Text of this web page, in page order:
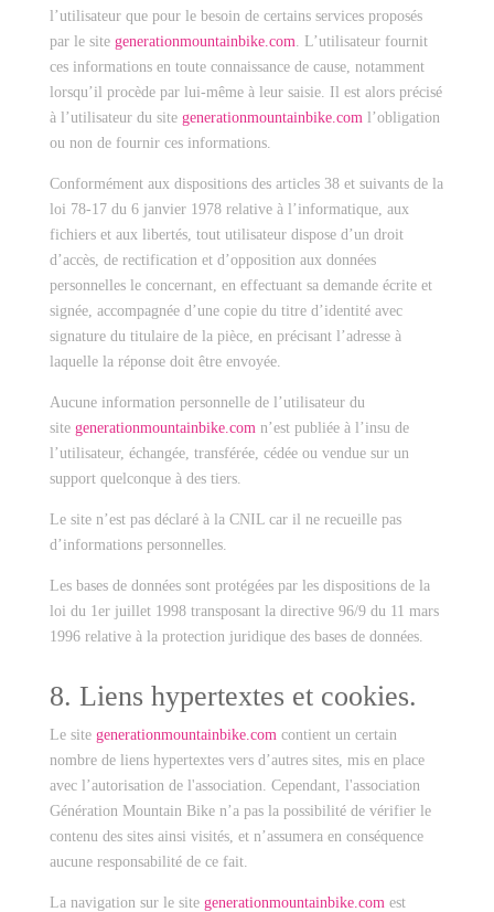
l’utilisateur que pour le besoin de certains services proposés
par le site generationmountainbike.com. L’utilisateur fournit
ces informations en toute connaissance de cause, notamment
lorsqu’il procède par lui-même à leur saisie. Il est alors précisé
à l’utilisateur du site generationmountainbike.com l’obligation
ou non de fournir ces informations.
Conformément aux dispositions des articles 38 et suivants de la
loi 78-17 du 6 janvier 1978 relative à l’informatique, aux
fichiers et aux libertés, tout utilisateur dispose d’un droit
d’accès, de rectification et d’opposition aux données
personnelles le concernant, en effectuant sa demande écrite et
signée, accompagnée d’une copie du titre d’identité avec
signature du titulaire de la pièce, en précisant l’adresse à
laquelle la réponse doit être envoyée.
Aucune information personnelle de l’utilisateur du
site generationmountainbike.com n’est publiée à l’insu de
l’utilisateur, échangée, transférée, cédée ou vendue sur un
support quelconque à des tiers.
Le site n’est pas déclaré à la CNIL car il ne recueille pas
d’informations personnelles.
Les bases de données sont protégées par les dispositions de la
loi du 1er juillet 1998 transposant la directive 96/9 du 11 mars
1996 relative à la protection juridique des bases de données.
8. Liens hypertextes et cookies.
Le site generationmountainbike.com contient un certain
nombre de liens hypertextes vers d’autres sites, mis en place
avec l’autorisation de l'association. Cependant, l'association
Génération Mountain Bike n’a pas la possibilité de vérifier le
contenu des sites ainsi visités, et n’assumera en conséquence
aucune responsabilité de ce fait.
La navigation sur le site generationmountainbike.com est